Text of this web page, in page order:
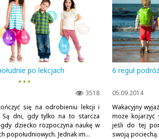
po lekcjach
▪ ▪ ▪
3518
się na odrobieniu lekcji i
Są dni, gdy tylko na to starcza
gdy dziecko rozpoczyna naukę w
popołudniowych. Jednak im...
6 reguł
05.09.2014
Wakacyjny
może kojarzyć
jeśli do tej
swoją